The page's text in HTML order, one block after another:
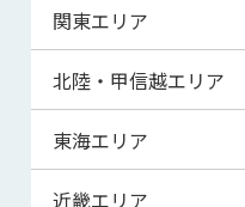
北海道
青森県
宮城県
関東エリア
東京都
神奈川県
埼玉県
北陸・甲信越エリア
新潟県
富山県
東海エリア
岐阜県
近畿エリア